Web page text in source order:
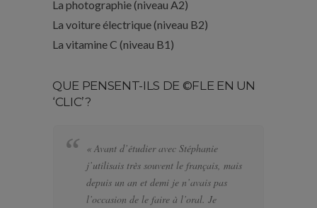
La photographie (niveau A2)
La voiture électrique (niveau B2)
La vitamine C (niveau B1)
QUE PENSENT-ILS DE ©FLE EN UN
‘CLIC’?
« Avant d’étudier avec Stéphanie
j’utilisais très souvent le français, mais
depuis un an et demi je n’avais pas
l’occasion de le faire à l’oral. Je